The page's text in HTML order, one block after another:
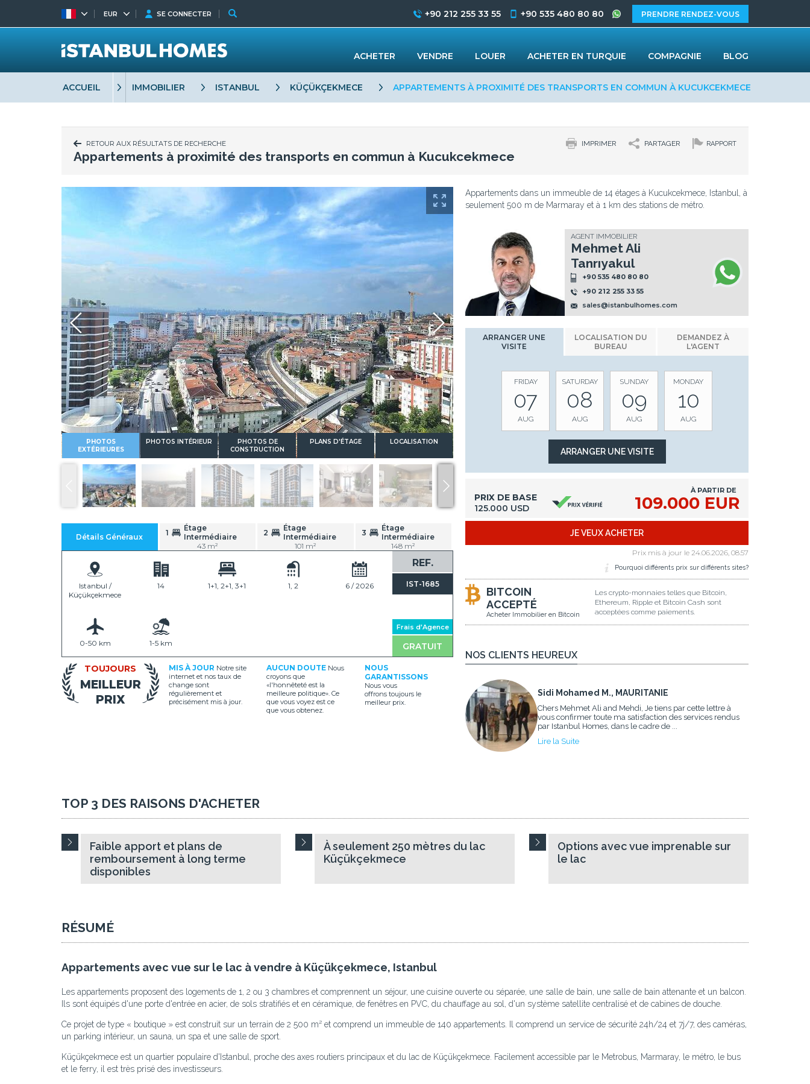
ACCUEIL IMMOBILIER ISTANBUL KÜÇÜKÇEKMECE APPARTEMENTS À PROXIMITÉ DES TRANSPORTS EN COMMUN À KUCUKCEKMECE
RETOUR AUX RÉSULTATS DE RECHERCHE RAPPORT
PARTAGER
IMPRIMER
Appartements à proximité des transports en commun à Kucukcekmece
PHOTOS
EXTÉRIEURES
PHOTOS INTÉRIEUR
PHOTOS DE
CONSTRUCTION
PLANS D'ÉTAGE LOCALISATION
Détails Généraux 1
Étage
Intermédiaire
43 m²
2
Étage
Intermédiaire
101 m²
3
Étage
Intermédiaire
148 m²
REF.
IST-1685
Frais d'Agence
GRATUIT
Istanbul /
Küçükçekmece
14 1+1, 2+1, 3+1 1, 2 6 / 2026
0-50 km 1-5 km
TOUJOURS
MEILLEUR
PRIX
MIS À JOUR Notre site
internet et nos taux de
change sont
régulièrement et
précisément mis à jour.
AUCUN DOUTE Nous
croyons que
«l'honnêteté est la
meilleure politique». Ce
que vous voyez est ce
que vous obtenez.
NOUS
GARANTISSONS
Nous vous
offrons toujours le
meilleur prix.
Appartements dans un immeuble de 14 étages à Kucukcekmece, Istanbul, à
seulement 500 m de Marmaray et à 1 km des stations de métro.
AGENT IMMOBILIER
Mehmet Ali
Tanrıyakul
+90 535 480 80 80
+90 212 255 33 55
sales@istanbulhomes.com
ARRANGER UNE
VISITE
LOCALISATION DU
BUREAU
DEMANDEZ À
L'AGENT
FRIDAY
07
AUG
SATURDAY
08
AUG
SUNDAY
09
AUG
MONDAY
10
AUG
PRIX DE BASE
125.000 USD
À PARTIR DE
109.000 EUR
JE VEUX ACHETER
Prix mis à jour le 24.06.2026, 08.57
Pourquoi différents prix sur différents sites?
BITCOIN
ACCEPTÉ
Acheter Immobilier en Bitcoin
Les crypto-monnaies telles que Bitcoin,
Ethereum, Ripple et Bitcoin Cash sont
acceptées comme paiements.
NOS CLIENTS HEUREUX
Sidi Mohamed M., MAURITANIE
Chers Mehmet Ali and Mehdi, Je tiens par cette lettre à
vous confirmer toute ma satisfaction des services rendus
par Istanbul Homes, dans le cadre de ...
Lire la Suite
TOP 3 DES RAISONS D'ACHETER
Faible apport et plans de
remboursement à long terme
disponibles
À seulement 250 mètres du lac
Küçükçekmece
Options avec vue imprenable sur
le lac
RÉSUMÉ
Appartements avec vue sur le lac à vendre à Küçükçekmece, Istanbul
Les appartements proposent des logements de 1, 2 ou 3 chambres et comprennent un séjour, une cuisine ouverte ou séparée, une salle de bain, une salle de bain attenante et un balcon.
Ils sont équipés d'une porte d'entrée en acier, de sols stratifiés et en céramique, de fenêtres en PVC, du chauffage au sol, d'un système satellite centralisé et de cabines de douche.
Ce projet de type « boutique » est construit sur un terrain de 2 500 m² et comprend un immeuble de 140 appartements. Il comprend un service de sécurité 24h/24 et 7j/7, des caméras,
un parking intérieur, un sauna, un spa et une salle de sport.
Küçükçekmece est un quartier populaire d'Istanbul, proche des axes routiers principaux et du lac de Küçükçekmece. Facilement accessible par le Metrobus, Marmaray, le métro, le bus
et le ferry, il est très prisé des investisseurs.
EUR SE CONNECTER +90 212 255 33 55 +90 535 480 80 80 PRENDRE RENDEZ-VOUS
ACHETER VENDRE LOUER ACHETER EN TURQUIE COMPAGNIE BLOG